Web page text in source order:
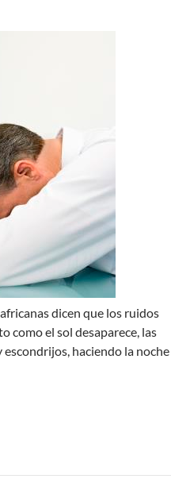
dicen que los ruidos
como el sol desaparece, las
escondrijos, haciendo la noche